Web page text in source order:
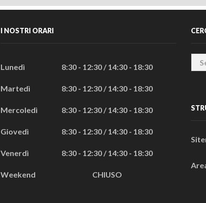
I NOSTRI ORARI
Lunedì 8:30 - 12:30 / 14:30 - 18:30
Martedì 8:30 - 12:30 / 14:30 - 18:30
Mercoledì 8:30 - 12:30 / 14:30 - 18:30
Giovedì 8:30 - 12:30 / 14:30 - 18:30
Venerdì 8:30 - 12:30 / 14:30 - 18:30
Weekend CHIUSO